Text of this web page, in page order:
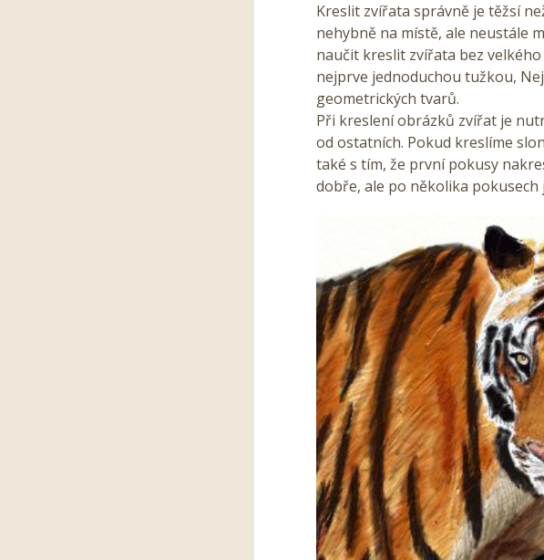
Kreslit zvířata správně je těžsí
nehybně na místě, ale neustále
naučit kreslit zvířata bez
nejprve jednoduchou tužkou,
geometrických tvarů.
Při kreslení obrázků zvířat je
od ostatních. Pokud kreslíme
také s tím, že první pokusy
dobře, ale po několika